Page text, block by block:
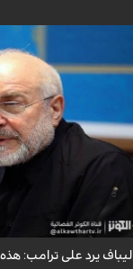
أكد رئيس مجلس الشورى
والتهديدات المتكررة لم تعد
يرد على ترامب: